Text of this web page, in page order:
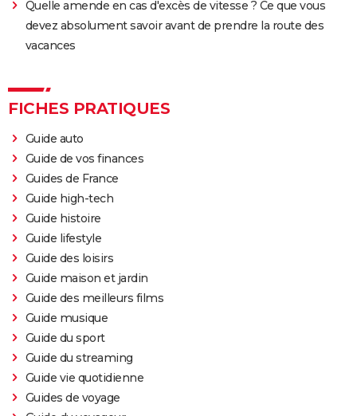
Quelle amende en cas d'excès de vitesse ? Ce que vous
devez absolument savoir avant de prendre la route des
vacances
FICHES PRATIQUES
Guide auto
Guide de vos finances
Guides de France
Guide high-tech
Guide histoire
Guide lifestyle
Guide des loisirs
Guide maison et jardin
Guide des meilleurs films
Guide musique
Guide du sport
Guide du streaming
Guide vie quotidienne
Guides de voyage